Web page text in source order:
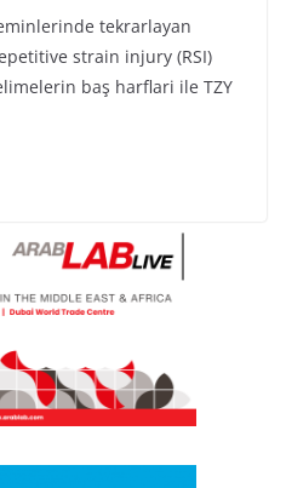
tekrarlayan
strain injury (RSI)
baş harflari ile TZY